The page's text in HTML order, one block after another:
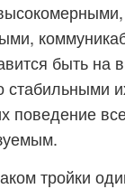
быть на
поведение
тройки